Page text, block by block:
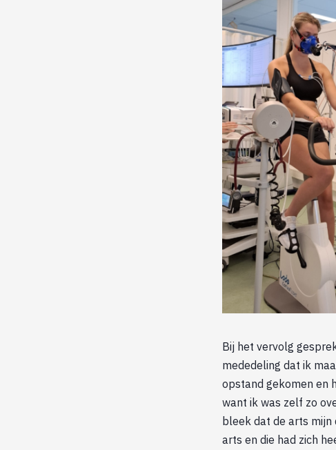
Bij het vervolg
mededeling dat ik
opstand gekomen en
want ik was zelf zo
bleek dat de arts mijn
arts en die had zich